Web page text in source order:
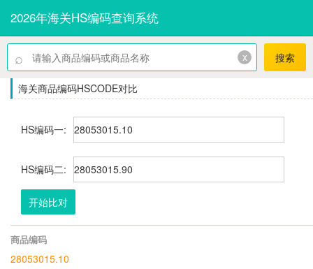
2026年海关HS编码查询系统
⌕ x 搜索
海关商品编码HSCODE对比
HS编码一:
HS编码二:
开始比对
商品编码
28053015.10